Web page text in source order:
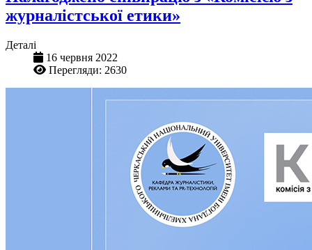
журналістської етики»
Деталі
16 червня 2022
Перегляди: 2630